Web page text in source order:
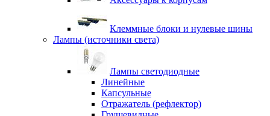
Клеммные блоки и нулевые шины
Лампы (источники света)
Лампы светодиодные
Линейные
Капсульные
Отражатель (рефлектор)